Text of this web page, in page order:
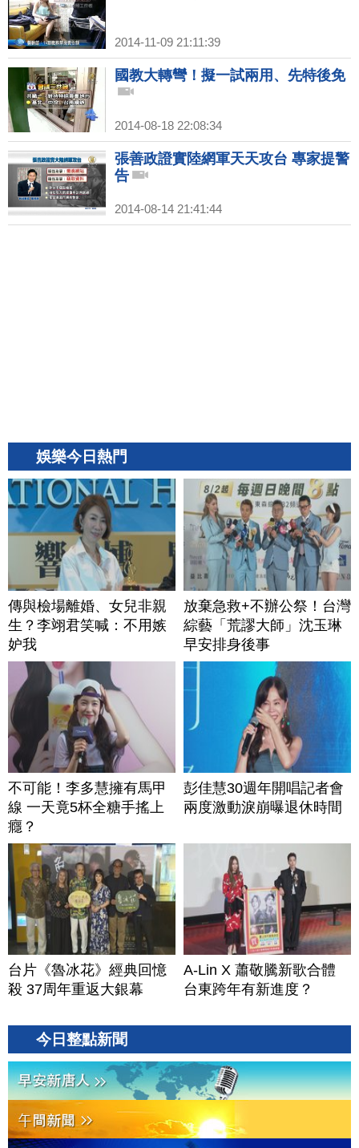
2014-11-09 21:11:39
國教大轉彎！擬一試兩用、先特後免
2014-08-18 22:08:34
張善政證實陸網軍天天攻台 專家提警
告
2014-08-14 21:41:44
娛樂今日熱門
傳與檢場離婚、女兒非親
生？李翊君笑喊：不用嫉
妒我
放棄急救+不辦公祭！台灣
綜藝「荒謬大師」沈玉琳
早安排身後事
不可能！李多慧擁有馬甲
線 一天竟5杯全糖手搖上
癮？
彭佳慧30週年開唱記者會
兩度激動淚崩曝退休時間
台片《魯冰花》經典回憶
殺 37周年重返大銀幕
A-Lin X 蕭敬騰新歌合體
台東跨年有新進度？
今日整點新聞